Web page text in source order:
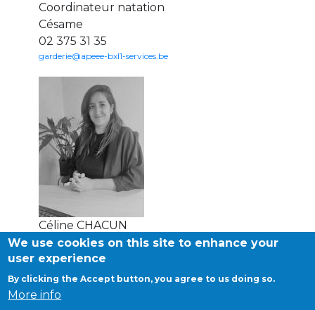
BE10 3100 9205 4504
+32 (0)2 373 87 68
casiers@apeee-bxl1-services.be
BE52 3101 4777 1809
Coordination & Direction
+32 (0)2 375 94 84
coordination@apeee-bxl1-services.be
Coordinateur natation
Césame
02 375 31 35
garderie@apeee-bxl1-services.be
Céline CHACUN
Assistante administrative
Césame
02 375 31 35
cesame@apeee-bxl1-services.be
We use cookies on this site to enhance your
user experience
By clicking the Accept button, you agree to us doing so.
More info